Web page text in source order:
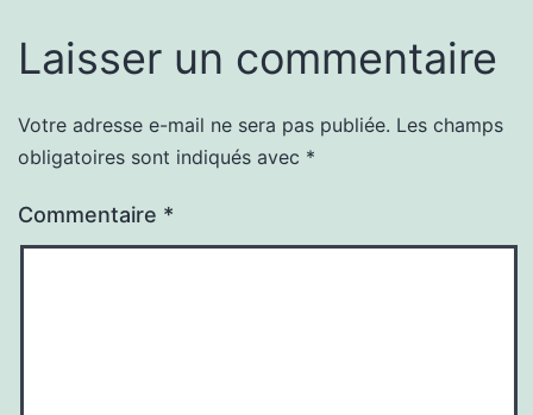
Laisser un commentaire
Votre adresse e-mail ne sera pas publiée. Les champs
obligatoires sont indiqués avec *
Commentaire *